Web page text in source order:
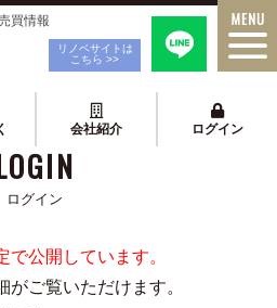
買情報
リノベサイトは
こちら >>
会社紹介 ログイン
ログイン
で公開しています。
がご覧いただけます。